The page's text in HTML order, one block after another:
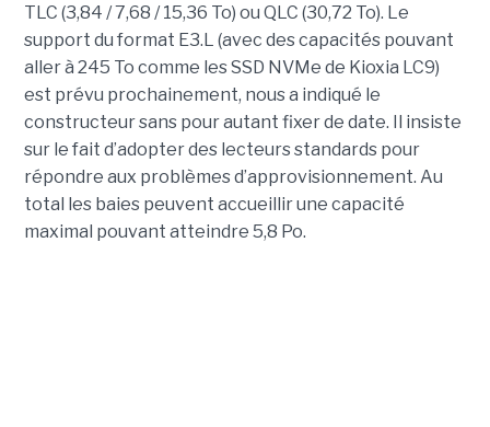
TLC (3,84 / 7,68 / 15,36 To) ou QLC (30,72 To). Le
support du format E3.L (avec des capacités pouvant
aller à 245 To comme les SSD NVMe de Kioxia LC9)
est prévu prochainement, nous a indiqué le
constructeur sans pour autant fixer de date. Il insiste
sur le fait d’adopter des lecteurs standards pour
répondre aux problèmes d’approvisionnement. Au
total les baies peuvent accueillir une capacité
maximal pouvant atteindre 5,8 Po.